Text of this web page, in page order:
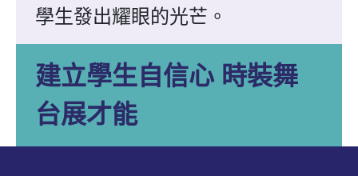
學生發出耀眼的光芒。
建立學生自信心 時裝舞
台展才能